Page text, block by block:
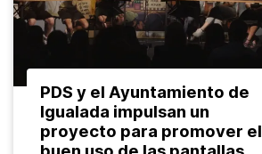
PDS y el Ayuntamiento de
Igualada impulsan un
proyecto para promover el